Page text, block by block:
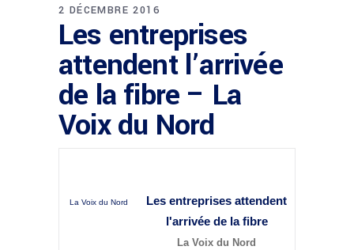
2 DÉCEMBRE 2016
Les entreprises
attendent l’arrivée
de la fibre – La
Voix du Nord
La Voix du Nord
Les entreprises attendent
l'arrivée de lafibre
La Voix du Nord